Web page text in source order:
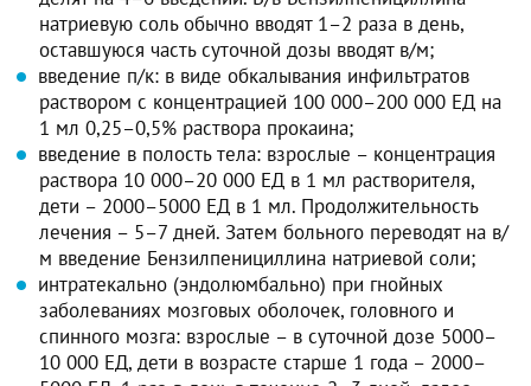
натриевую соль обычно вводят 1–2 раза в день,
оставшуюся часть суточной дозы вводят в/м;
введение п/к: в виде обкалывания инфильтратов
раствором с концентрацией 100 000–200 000 ЕД на
1 мл 0,25–0,5% раствора прокаина;
введение в полость тела: взрослые – концентрация
раствора 10 000–20 000 ЕД в 1 мл растворителя,
дети – 2000–5000 ЕД в 1 мл. Продолжительность
лечения – 5–7 дней. Затем больного переводят на в/
м введение Бензилпенициллина натриевой соли;
интратекально (эндолюмбально) при гнойных
заболеваниях мозговых оболочек, головного и
спинного мозга: взрослые – в суточной дозе 5000–
10 000 ЕД, дети в возрасте старше 1 года – 2000–